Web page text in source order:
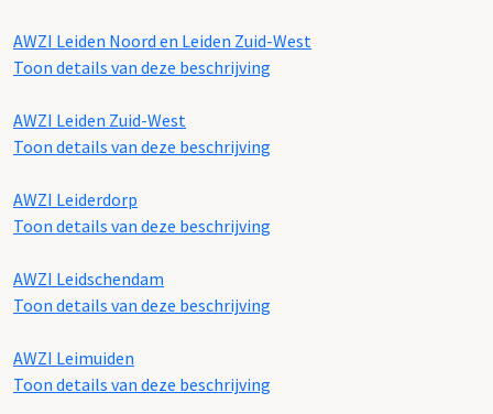
AWZI Leiden Noord en Leiden Zuid-West
Toon details van deze beschrijving
AWZI Leiden Zuid-West
Toon details van deze beschrijving
AWZI Leiderdorp
Toon details van deze beschrijving
AWZI Leidschendam
Toon details van deze beschrijving
AWZI Leimuiden
Toon details van deze beschrijving